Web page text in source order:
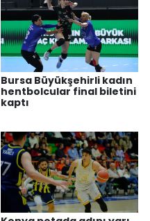
Bursa Büyükşehirli kadın
hentbolcular final biletini
kaptı